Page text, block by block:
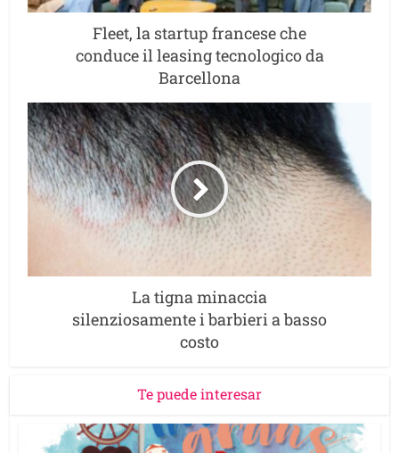
Fleet, la startup francese che
conduce il leasing tecnologico da
Barcellona
La tigna minaccia
silenziosamente i barbieri a basso
costo
Te puede interesar